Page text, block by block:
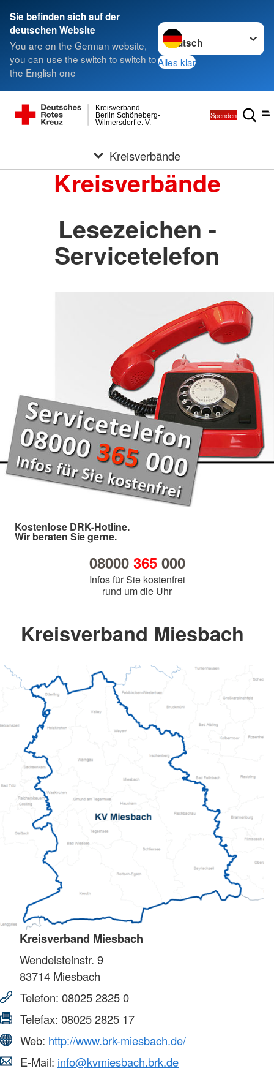
Sie befinden sich auf der
deutschen Website
You are on the German website,
you can use the switch to switch to
the English one
Sprache wechseln zu
Alles klar
Wilmersdorf e. V.
Berlin Schöneberg-
Kreisverband
Spenden
Kreisverbände
Kreisverbände
Lesezeichen -
Servicetelefon
Kostenlose DRK-Hotline.
Wir beraten Sie gerne.
08000 365000
Infos für Sie kostenfrei
rund um die Uhr
Kreisverband Miesbach
Kreisverband Miesbach
Wendelsteinstr. 9
83714 Miesbach
Telefon: 08025 2825 0
Telefax: 08025 2825 17
Web: http://www.brk-miesbach.de/
E-Mail: info@kvmiesbach.brk.de